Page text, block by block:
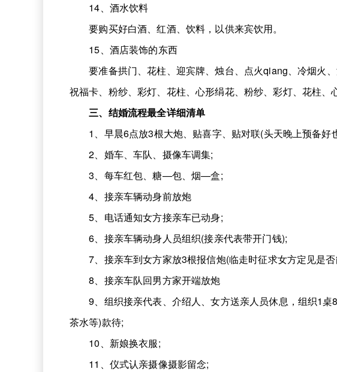
14、酒水饮料
要购买好白酒、红酒、饮料，以供来宾饮用。
15、酒店装饰的东西
要准备拱门、花柱、迎宾牌、烛台、点火qiang、冷烟火、
祝福卡、粉纱、彩灯、花柱、心形绢花、粉纱、彩灯、花柱、
三、结婚流程最全详细清单
1、早晨6点放3根大炮、贴喜字、贴对联(头天晚上预备好
2、婚车、车队、摄像车调集;
3、每车红包、糖—包、烟—盒;
4、接亲车辆动身前放炮
5、电话通知女方接亲车已动身;
6、接亲车辆动身人员组织(接亲代表带开门钱);
7、接亲车到女方家放3根报信炮(临走时征求女方定见是否
8、接亲车队回男方家开端放炮
9、组织接亲代表、介绍人、女方送亲人员休息，组织1桌8
茶水等)款待;
10、新娘换衣服;
11、仪式认亲摄像摄影留念;